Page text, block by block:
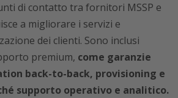
di contatto tra fornitori MSSP e
a migliorare i servizi e
dei clienti. Sono inclusi
premium, come garanzie
back-to-back, provisioning e
supporto operativo e analitico.